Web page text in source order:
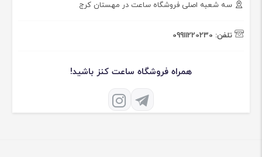
سه شعبه اصلی فروشگاه ساعت در مهستان کرج
تلفن: 09911220230
همراه فروشگاه ساعت کنز باشید!